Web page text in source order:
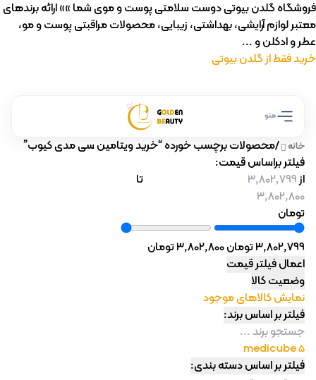
فروشگاه گلدن بیوتی دوست سلامتی پوست و موی شما »» ارائه برندهای
معتبر لوازم آرایشی، بهداشتی، زیبایی، محصولات مراقبتی پوست و مو،
عطر و ادکلن و ...
خرید فقط از گلدن بیوتی
منو
خانه /محصولات برچسب خورده “خرید ویتامین سی مدی کیوب”
فیلتر براساس قیمت:
از
تا
تومان
3,802,799 تومان
3,802,800 تومان
اعمال فیلتر قیمت
وضعیت کالا
نمایش کالاهای موجود
فیلتر بر اساس برند:
medicube5
فیلتر بر اساس دسته بندی: